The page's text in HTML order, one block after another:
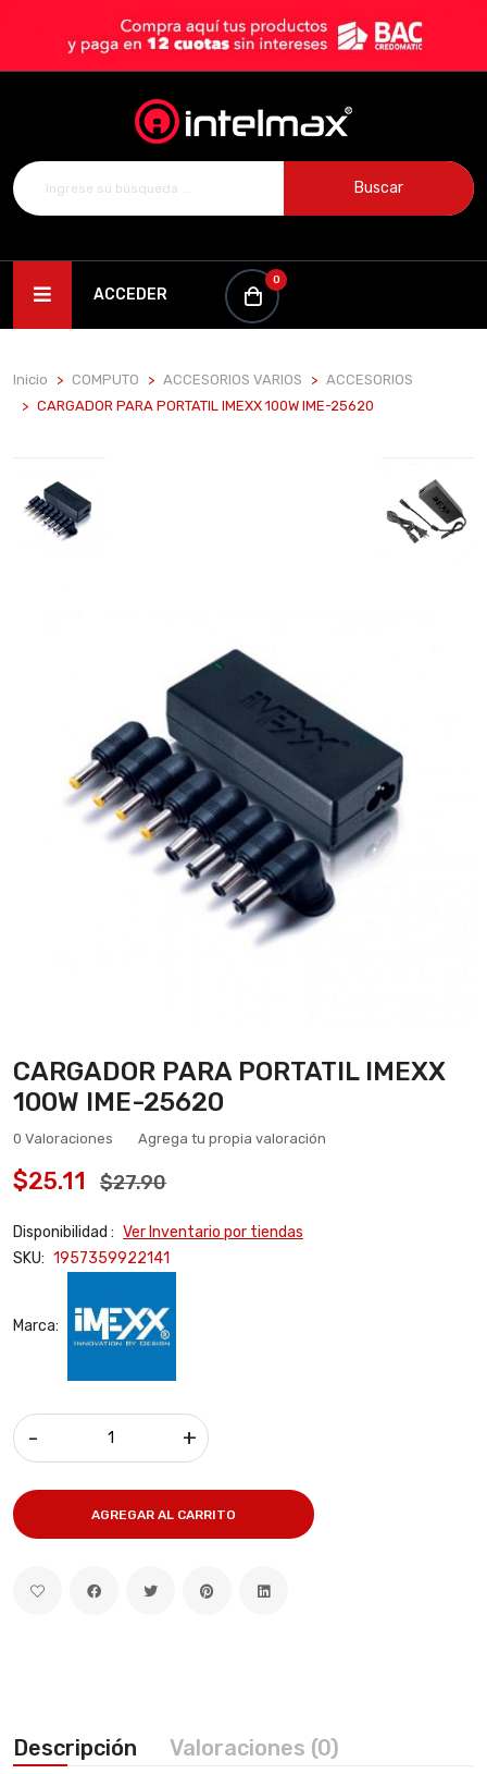
Buscar
ACCEDER
0
Inicio COMPUTO ACCESORIOS VARIOS
ACCESORIOS
CARGADOR PARA PORTATIL IMEXX 100W IME-25620
CARGADOR PARA PORTATIL IMEXX
100W IME-25620
0 Valoraciones Agrega tu propia valoración
$25.11 $27.90
Disponibilidad : Ver Inventario por tiendas
SKU: 1957359922141
Marca:
- +
AGREGAR AL CARRITO
Descripción Valoraciones (0)